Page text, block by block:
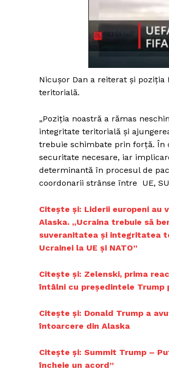
Nicușor Dan a reiterat și
teritorială.
„Poziția noastră a rămas
integritate teritorială şi
trebuie schimbate prin forță. În
securitate necesare, iar
determinantă în procesul de
coordonarii strânse între UE,
Citește și: Liderii europeni au
Alaska. „Ucraina trebuie să
suveranitatea și integritatea
Ucrainei la UE și NATO”
Citește și: Zelenski, prima
întâlni cu președintele
Citește și: Donald Trump a
întoarcere din Alaska
Citește și: Summit Trump –
încheie un acord”